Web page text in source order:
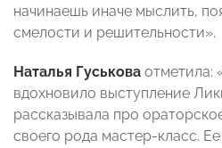
начинаешь иначе мыслить,
смелости и решительности».
Наталья Гуськова отметила:
вдохновило выступление
рассказывала про
своего рода мастер-класс.